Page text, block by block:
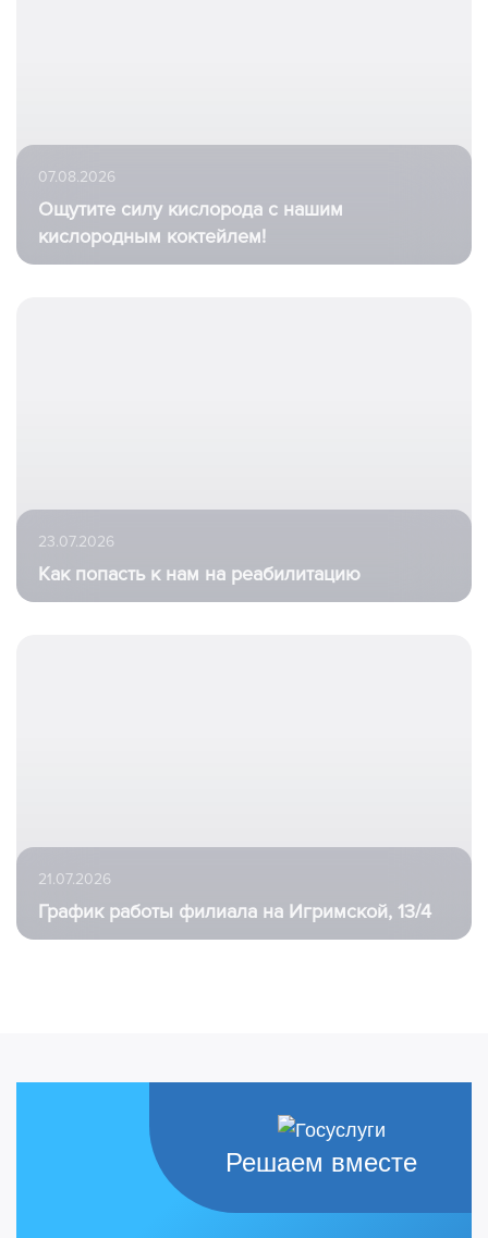
07.08.2026
Ощутите силу кислорода с нашим
кислородным коктейлем!
23.07.2026
Как попасть к нам на реабилитацию
21.07.2026
График работы филиала на Игримской, 13/4
Решаем вместе